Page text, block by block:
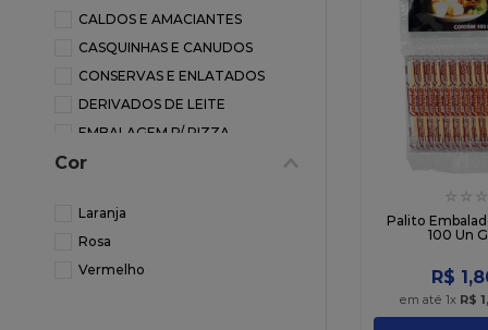
CALDOS E AMACIANTES
CASQUINHAS E CANUDOS
CONSERVAS E ENLATADOS
DERIVADOS DE LEITE
EMBALAGEM P/ PIZZA
FARINHA DE ROSCA
KETCHUP
MAIONESE
MISTURA MILANESA
Cor
Laranja
Rosa
Vermelho
☆ ☆ ☆
Palito
100 Un
R$ 1 ,
em até 1x R$ 1,
caixa kraft